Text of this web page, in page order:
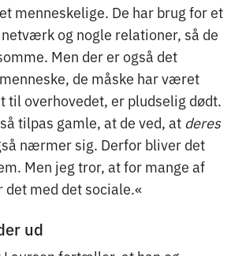
menneskelige. De har brug for et
og nogle relationer, så de
Men der er også det
de måske har været
overhovedet, er pludselig dødt.
tilpas gamle, at de ved, atderes
nærmer sig. Derfor bliver det
Men jeg tror, at for mange af
det med det sociale.«
ud